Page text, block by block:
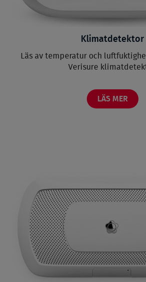
Klimatdetektor
Läs av temperatur och
Verisure
LÄS MER